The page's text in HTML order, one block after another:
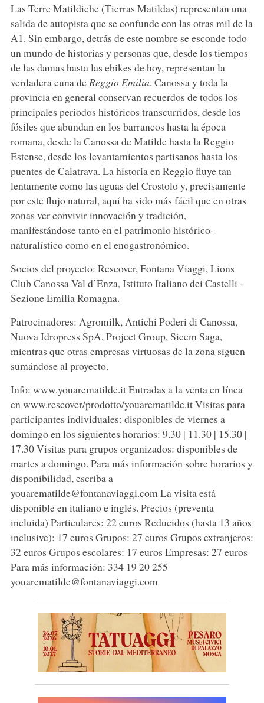
Las Terre Matildiche (Tierras Matildas) representan una
salida de autopista que se confunde con las otras mil de la
A1. Sin embargo, detrás de este nombre se esconde todo
un mundo de historias y personas que, desde los tiempos
de las damas hasta las ebikes de hoy, representan la
verdadera cuna de Reggio Emilia. Canossa y toda la
provincia en general conservan recuerdos de todos los
principales periodos históricos transcurridos, desde los
fósiles que abundan en los barrancos hasta la época
romana, desde la Canossa de Matilde hasta la Reggio
Estense, desde los levantamientos partisanos hasta los
puentes de Calatrava. La historia en Reggio fluye tan
lentamente como las aguas del Crostolo y, precisamente
por este flujo natural, aquí ha sido más fácil que en otras
zonas ver convivir innovación y tradición,
manifestándose tanto en el patrimonio histórico-
naturalístico como en el enogastronómico.
Socios del proyecto: Rescover, Fontana Viaggi, Lions
Club Canossa Val d’Enza, Istituto Italiano dei Castelli -
Sezione Emilia Romagna.
Patrocinadores: Agromilk, Antichi Poderi di Canossa,
Nuova Idropress SpA, Project Group, Sicem Saga,
mientras que otras empresas virtuosas de la zona siguen
sumándose al proyecto.
Info: www.youarematilde.it Entradas a la venta en línea
en www.rescover/prodotto/youarematilde.it Visitas para
participantes individuales: disponibles de viernes a
domingo en los siguientes horarios: 9.30 | 11.30 | 15.30 |
17.30 Visitas para grupos organizados: disponibles de
martes a domingo. Para más información sobre horarios y
disponibilidad, escriba a
youarematilde@fontanaviaggi.com La visita está
disponible en italiano e inglés. Precios (preventa
incluida) Particulares: 22 euros Reducidos (hasta 13 años
inclusive): 17 euros Grupos: 27 euros Grupos extranjeros:
32 euros Grupos escolares: 17 euros Empresas: 27 euros
Para más información: 334 19 20 255
youarematilde@fontanaviaggi.com